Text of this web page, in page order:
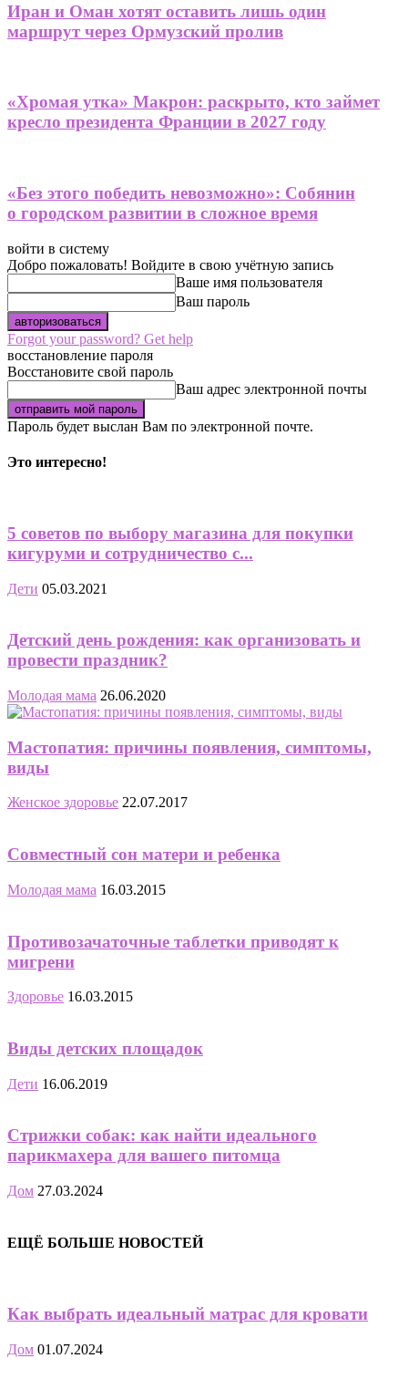
Иран и Оман хотят оставить лишь один
маршрут через Ормузский пролив
«Хромая утка» Макрон: раскрыто, кто займет
кресло президента Франции в 2027 году
«Без этого победить невозможно»: Собянин
о городском развитии в сложное время
войти в систему
Добро пожаловать! Войдите в свою учётную запись
Ваше имя пользователя
Ваш пароль
Forgot your password? Get help
восстановление пароля
Восстановите свой пароль
Ваш адрес электронной почты
Пароль будет выслан Вам по электронной почте.
Это интересно!
5 советов по выбору магазина для покупки
кигуруми и сотрудничество с...
Дети 05.03.2021
Детский день рождения: как организовать и
провести праздник?
Молодая мама 26.06.2020
Мастопатия: причины появления, симптомы,
виды
Женское здоровье 22.07.2017
Совместный сон матери и ребенка
Молодая мама 16.03.2015
Противозачаточные таблетки приводят к
мигрени
Здоровье 16.03.2015
Виды детских площадок
Дети 16.06.2019
Стрижки собак: как найти идеального
парикмахера для вашего питомца
Дом 27.03.2024
ЕЩЁ БОЛЬШЕ НОВОСТЕЙ
Как выбрать идеальный матрас для кровати
Дом 01.07.2024